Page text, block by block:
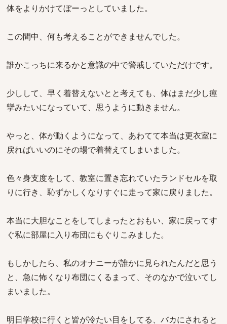
体をよりかけてぼーっとしていました。
この間中、何も考えることができませんでした。
誰かこっちに来るかと意識の中で警戒していただけです。
少しして、早く着替えないとと考えても、体はまだ少し痙
攣みたいになっていて、思うように動きません。
やっと、体が動くようになって、あわてて本当は更衣室に
戻ればいいのにその場で着替えてしまいました。
色々身支度をして、教室に置き忘れていたランドセルを取
りに行き、恥ずかしくなりすぐに走って家に戻りました。
本当に大胆なことをしてしまったとおもい、家に戻ってす
ぐ私に部屋に入り布団にもぐりこみました。
もしかしたら、私のオナニーが誰かに見られたんだと思う
と、急に怖くなり布団にくるまって、そのなかで泣いてし
まいました。
明日学校に行くと皆が冷たい目をしてる、バカにされると